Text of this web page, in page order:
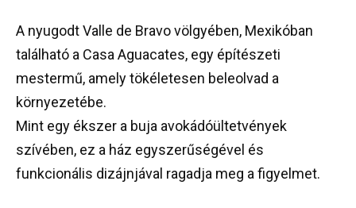
A nyugodt Valle de Bravo völgyében, Mexikóban
található a Casa Aguacates, egy építészeti
mestermű, amely tökéletesen beleolvad a
környezetébe.
Mint egy ékszer a buja avokádóültetvények
szívében, ez a ház egyszerűségével és
funkcionális dizájnjával ragadja meg a figyelmet.